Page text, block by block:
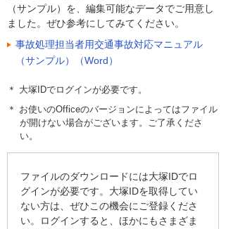
（サンプル）を、編集可能なデータでご用意し
ました。ぜひ参考にしてみてください。
事故処理担当者用交通事故対応マニュアル
（サンプル）（Word）
＊ 大塚IDでログインが必要です。
＊ お使いのOfficeのバージョンによってはファイル
が開けない場合がございます。ご了承くださ
い。
ファイルのダウンロードには大塚IDでロ
グインが必要です。大塚IDを取得してい
ない方は、ぜひこの機会にご登録くださ
い。ログインすると、ほかにもさまざま